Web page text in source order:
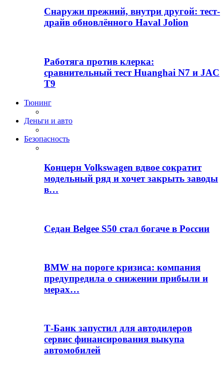
Снаружи прежний, внутри другой: тест-
драйв обновлённого Haval Jolion
Работяга против клерка:
сравнительный тест Huanghai N7 и JAC
T9
Тюнинг
Деньги и авто
Безопасность
Концерн Volkswagen вдвое сократит
модельный ряд и хочет закрыть заводы
в…
Седан Belgee S50 стал богаче в России
BMW на пороге кризиса: компания
предупредила о снижении прибыли и
мерах…
Т-Банк запустил для автодилеров
сервис финансирования выкупа
автомобилей